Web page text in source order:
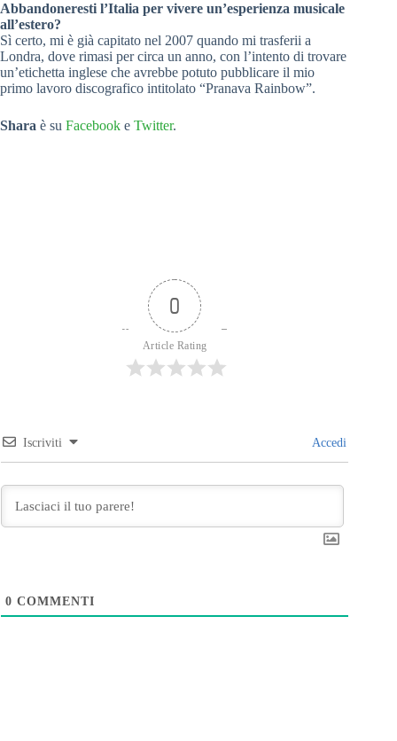
Abbandoneresti l’Italia per vivere un’esperienza musicale
all’estero?
Sì certo, mi è già capitato nel 2007 quando mi trasferii a
Londra, dove rimasi per circa un anno, con l’intento di trovare
un’etichetta inglese che avrebbe potuto pubblicare il mio
primo lavoro discografico intitolato “Pranava Rainbow”.
Shara è su Facebook e Twitter.
0
Article Rating
Iscriviti Accedi
0 COMMENTI